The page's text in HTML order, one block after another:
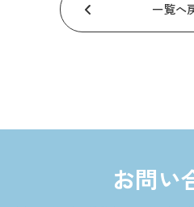
一覧へ
お問い